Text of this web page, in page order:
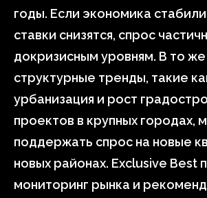
годы. Если экономика
ставки снизятся, спрос
докризисным уровням. В то
структурные тренды, такие
урбанизация и рост
проектов в крупных городах,
поддержать спрос на новые
новых районах. Exclusive Best
мониторинг рынка и